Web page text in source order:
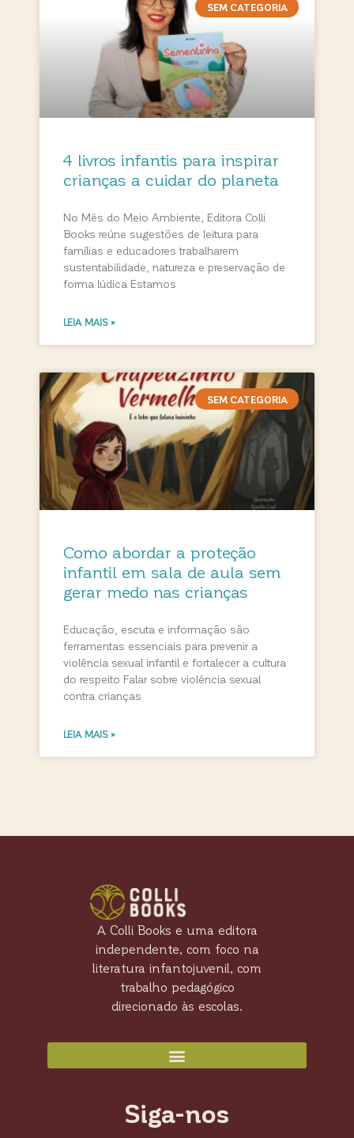
SEM CATEGORIA
4 livros infantis para inspirar
crianças a cuidar do planeta
No Mês do Meio Ambiente, Editora Colli
Books reúne sugestões de leitura para
famílias e educadores trabalharem
sustentabilidade, natureza e preservação de
forma lúdica Estamos
LEIA MAIS »
SEM CATEGORIA
Como abordar a proteção
infantil em sala de aula sem
gerar medo nas crianças
Educação, escuta e informação são
ferramentas essenciais para prevenir a
violência sexual infantil e fortalecer a cultura
do respeito Falar sobre violência sexual
contra crianças
LEIA MAIS »
A Colli Books e uma editora
independente, com foco na
literatura infantojuvenil, com
trabalho pedagógico
direcionado às escolas.
Siga-nos